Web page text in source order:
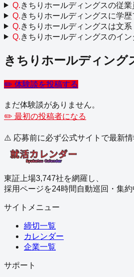
Q.きちりホールディングスの従
Q.きちりホールディングスに学
Q.きちりホールディングスは文
Q.きちりホールディングスのイ
きちりホールディング
✏️ 体験談を投稿する
まだ体験談がありません。
✏️ 最初の投稿者になる
⚠️ 応募前に必ず公式サイトで最新情
東証上場3,747社を網羅し、
採用ページを24時間自動巡回・集約
サイトメニュー
締切一覧
カレンダー
企業一覧
サポート